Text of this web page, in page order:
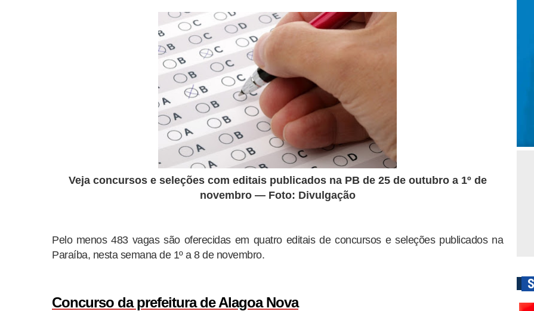
Veja concursos e seleções com editais publicados na PB de 25 de outubro a 1º de
novembro — Foto: Divulgação
Pelo menos 483 vagas são oferecidas em quatro editais de concursos e seleções publicados na
Paraíba, nesta semana de 1º a 8 de novembro.
Concurso da prefeitura de Alagoa Nova